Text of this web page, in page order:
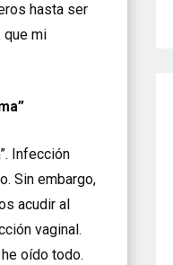
hasta ser
que mi
Infección
Sin embargo,
acudir al
vaginal.
oído todo.